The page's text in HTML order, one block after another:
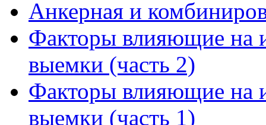
Анкерная и
Факторы влияющие на
выемки (часть 2)
Факторы влияющие на
выемки (часть 1)